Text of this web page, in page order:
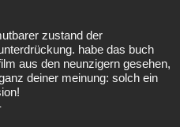
zustand der
habe das buch
aus den neunzigern gesehen,
deiner meinung: solch ein